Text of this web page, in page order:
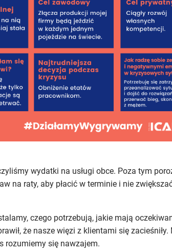
wydatki na usługi obce. Poza tym
na raty, aby płacić w terminie i nie
czego potrzebują, jakie mają
że nasze więzi z klientami się
rozumiemy się nawzajem.